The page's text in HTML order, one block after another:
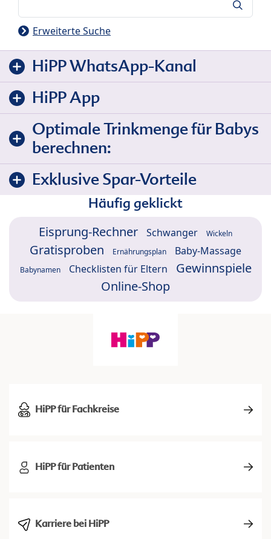
Erweiterte Suche
HiPP WhatsApp-Kanal
HiPP App
Optimale Trinkmenge für Babys
berechnen:
Exklusive Spar-Vorteile
Häufig geklickt
Eisprung-Rechner Schwanger Wickeln
Gratisproben Ernährungsplan Baby-Massage
Babynamen Checklisten für Eltern
Gewinnspiele
Online-Shop
HiPP für Fachkreise
HiPP für Patienten
Karriere bei HiPP